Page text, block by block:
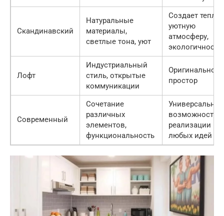
Скандинавский
Натуральные
материалы,
светлые тона, уют
Создает
уютную
атмосферу,
экологичность
Лофт
Индустриальный
стиль, открытые
коммуникации
простор
Современный
Сочетание
различных
элементов,
функциональность
возможность
реализации
любых идей